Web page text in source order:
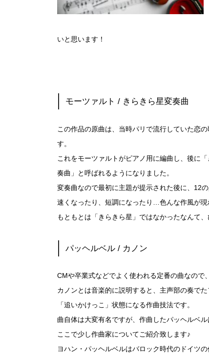
いと思います！
モーツァルト / きらきら星変奏曲
この作品の原曲は、当時パリで流行していた恋
す。
これをモーツァルトがピアノ用に編曲し、後に
奏曲」と呼ばれるようになりました。
変奏曲なので最初に主題が提示された後に、12
速くなったり、短調になったり…色んな作風が
もともとは「きらきら星」ではなかったなんて、
パッヘルベル / カノン
CMや卒業式などでよく使われる定番の曲なので
カノンとは音楽的に説明すると、主声部の奏で
「追いかけっこ」状態になる作曲技法です。
曲自体は大変有名ですが、作曲したパッヘルベ
ここで少し作曲家についてご紹介致します♪
ヨハン・パッヘルベルはバロック時代のドイツ